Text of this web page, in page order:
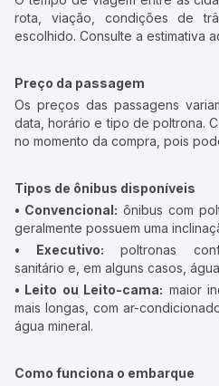
rota, viação, condições de
escolhido. Consulte a estimativa
Preço da passagem
Os preços das passagens
data, horário e tipo de poltrona.
no momento da compra, pois
Tipos de ônibus disponíveis
• Convencional: ônibus com
geralmente possuem uma
• Executivo: poltronas
sanitário e, em alguns casos,
• Leito ou Leito-cama: maior
mais longas, com ar-
água mineral.
Como funciona o embarque